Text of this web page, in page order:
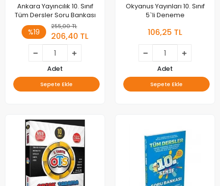
Ankara Yayıncılık 10. Sınıf
Tüm Dersler Soru Bankası
%19
255,00 TL
206,40 TL
Adet
Sepete Ekle
Okyanus Yayınları 10. Sınıf
5`li Deneme
106,25 TL
Adet
Sepete Ekle